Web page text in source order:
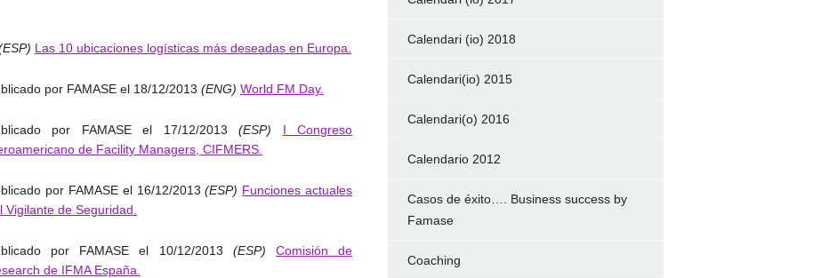
Las 10 ubicaciones logísticas más deseadas en Europa.
por FAMASE el 18/12/2013 (ENG) World FM Day.
por FAMASE el 17/12/2013(ESP) I Congreso
de Facility Managers, CIFMERS.
por FAMASE el 16/12/2013(ESP) Funciones actuales
Vigilante de Seguridad.
por FAMASE el 10/12/2013 (ESP)Comisión de
de IFMA España.
Calendari (io) 2018
Calendari(io) 2015
Calendari(o) 2016
Calendario 2012
Casos de éxito…. Business success by
Famase
Coaching